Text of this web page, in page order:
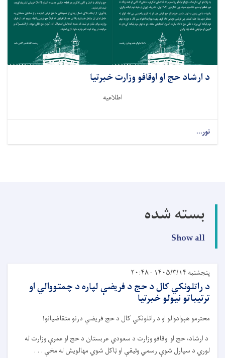
د ارشاد حج او اوقافو وزارت خبرتیا
اطلاعیه
نور...
بسته شده
Show all
پنجشنبه ۱۴۰۵/۳/۱۴ - ۲۰:۴۸
د راتلونکي کال د حج د فریضې لپاره د چمتووالي او
ترتیباتو نیولو خبرتیا
محترمو هېوادوالو او د راتلونکي کال د حج فریضې درنو متقاضیانو!
د ارشاد، حج او اوقافو وزارت د سعودي عربستان د حج او عمرې وزارت له
لوري د سپارل شوې رسمي وثیقې او ټاکل شوي مهالویش له مخې . . .